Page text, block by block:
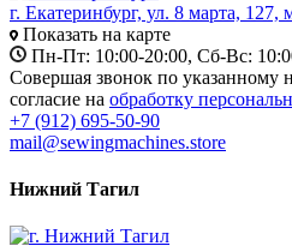
г. Екатеринбург, ул. 8 марта,
Показать на карте
Пн-Пт: 10:00-20:00, Сб-Вс:
Совершая звонок по указанному
согласие на обработку
+7 (912) 695-50-90
mail@sewingmachines.store
Нижний Тагил